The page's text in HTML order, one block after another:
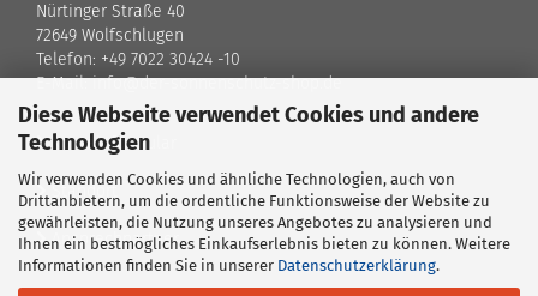
Diese Webseite verwendet Cookies und andere
Technologien
Wir verwenden Cookies und ähnliche Technologien, auch von
Drittanbietern, um die ordentliche Funktionsweise der Website zu
gewährleisten, die Nutzung unseres Angebotes zu analysieren und
Ihnen ein bestmögliches Einkaufserlebnis bieten zu können. Weitere
Informationen finden Sie in unserer Datenschutzerklärung.
Nürtinger Straße 40
72649 Wolfschlugen
Telefon: +49 7022 30424 -10
E-Mail: info@der-sonnenschutz-shop.de
Kontaktformular
Standort
Ansprechpartner